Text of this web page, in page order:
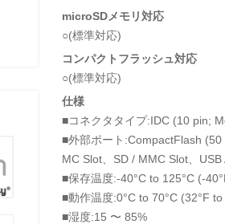
microSDメモリ対応
○(標準対応)
コンパクトフラッシュ対応
○(標準対応)
仕様
■コネクタタイプ:IDC (10 pin;
■外部ポート:CompactFlash
MC Slot、SD / MMC Slot、
■保存温度:-40°C to 125°C (-
■動作温度:0°C to 70°C (32°F to
■湿度:15 〜 85%